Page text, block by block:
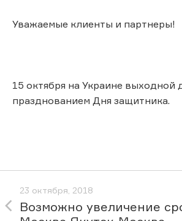
Уважаемые клиенты и партнеры!
15 октября на Украине выходной
празднованием Дня защитника.
23 октября, 2018
Возможно увеличение